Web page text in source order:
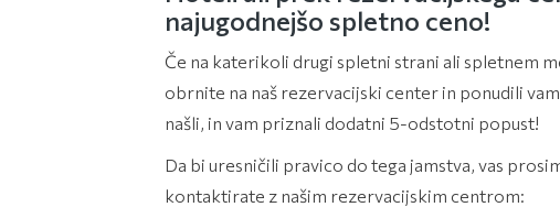
najugodnejšo spletno ceno!
Če na katerikoli drugi spletni strani ali spletnem
obrnite na naš rezervacijski center in ponudili
našli, in vam priznali dodatni 5-odstotni popust!
Da bi uresničili pravico do tega jamstva, vas
kontaktirate z našim rezervacijskim centrom: